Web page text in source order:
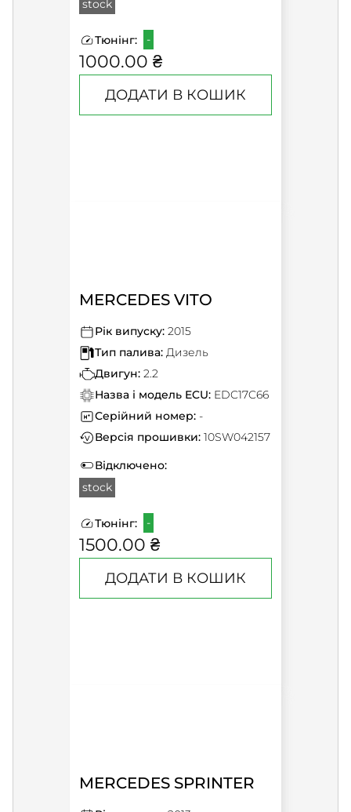
stock
Тюнінг: -
1000.00 ₴
ДОДАТИ В КОШИК
MERCEDES VITO
Рік випуску: 2015
Тип палива: Дизель
Двигун: 2.2
Назва і модель ECU: EDC17C66
Серійний номер: -
Версія прошивки: 10SW042157
Відключено:
stock
Тюнінг: -
1500.00 ₴
ДОДАТИ В КОШИК
MERCEDES SPRINTER